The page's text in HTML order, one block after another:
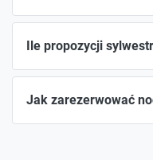
Ile propozycji
Jak zarezerwować